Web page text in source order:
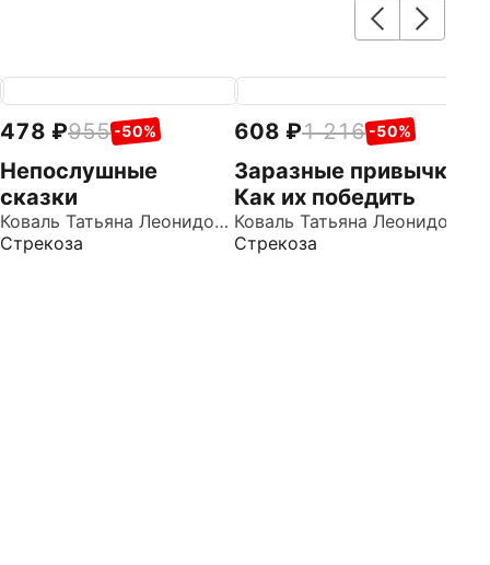
478 955 -50%
Непослушные
сказки
Коваль Татьяна Леонидовна
Стрекоза
608 1 216 -50%
Заразные привычки.
Как их победить
Стрекоза